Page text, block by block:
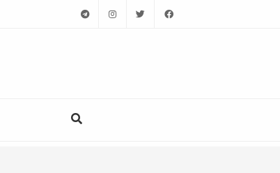
facebook
twitter
instagram
telegram